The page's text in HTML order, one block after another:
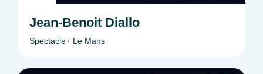
Jean-Benoit Diallo
Spectacle Le Mans